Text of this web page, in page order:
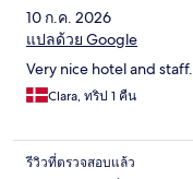
10 ก.ค. 2026
แปลด้วย Google
Very nice hotel and staff.
Clara, ทริป 1 คืน
รีวิวที่ตรวจสอบแล้ว